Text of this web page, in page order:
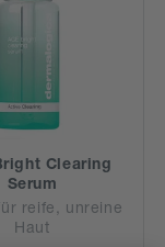
Clearing
Serum
reife, unreine
Haut